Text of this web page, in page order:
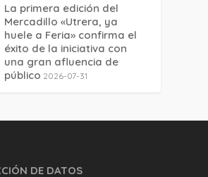
La primera edición del
Mercadillo «Utrera, ya
huele a Feria» confirma el
éxito de la iniciativa con
una gran afluencia de
público 2026-07-31
DE DATOS